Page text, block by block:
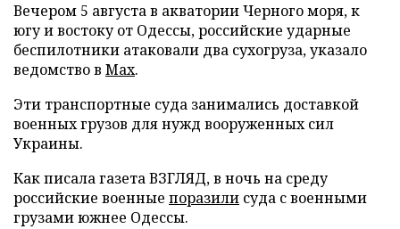
Вечером 5 августа в акватории Черного моря, к
югу и востоку от Одессы, российские ударные
беспилотники атаковали два сухогруза, указало
ведомство в Max.
Эти транспортные суда занимались доставкой
военных грузов для нужд вооруженных сил
Украины.
Как писала газета ВЗГЛЯД, в ночь на среду
российские военные поразили суда с военными
грузами южнее Одессы.